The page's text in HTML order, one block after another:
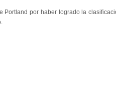
por haber logrado la